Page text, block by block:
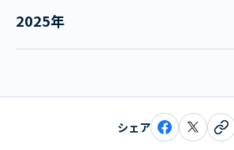
2025年
シェア